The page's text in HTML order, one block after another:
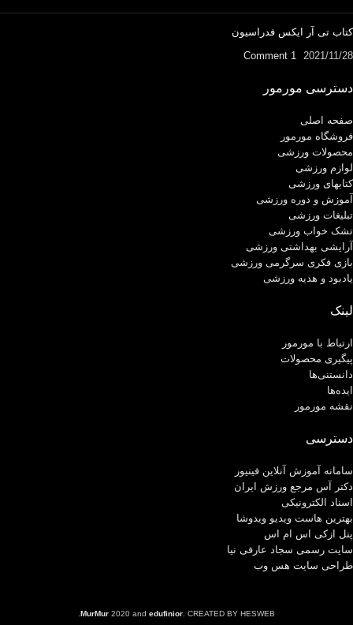
کتاب تی آر ایکس فدراسیون
2021/11/28
1 Comment
دسترسی مورمور
صفحه اصلی
فروشگاه مورمور
محصولات ورزشی
لوازم ورزشی
کتابهای ورزشی
آموزش و دوره ورزشی
تبلیغات ورزشی
تشک خواب ورزشی
آرایشی بهداشتی ورزشی
بازی فکری سرگرمی ورزشی
یادبود و هدیه ورزشی
لینک
ارتباط با مورمور
پیگیری محصولات
دانستنی‌ها
ایده‌ها
نقشه مورمور
دسترسی
سامانه آموزش آنلاین فینیور
دکتر آس مرجع ورزش ایران
اسناد الکترونیکی
بهترین هاست ویدیو ویدوشا
پنل ازکی اس ام اس
سایت رسمی سجاد عارفی نیا
طراحی سایت هس وب
MurMur 2020 and edufinior. CREATED BY HESWEB.